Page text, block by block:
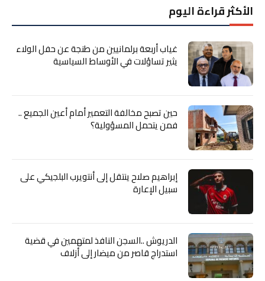
الأكثر قراءة اليوم
غياب أربعة برلمانيين من طنجة عن حفل الولاء
يثير تساؤلات في الأوساط السياسية
حين تصبح مخالفة التعمير أمام أعين الجميع ..
فمن يتحمل المسؤولية؟
إبراهيم صلاح ينتقل إلى أنتويرب البلجيكي على
سبيل الإعارة
الدريوش ..السجن النافذ لمتهمين في قضية
استدراج قاصر من ميضار إلى أزلاف